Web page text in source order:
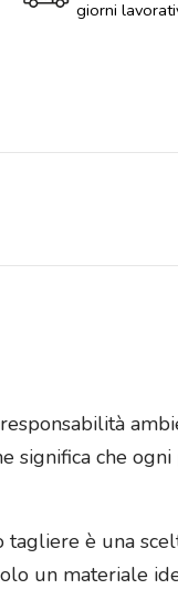
giorni
significa che ogni
è una
un materiale